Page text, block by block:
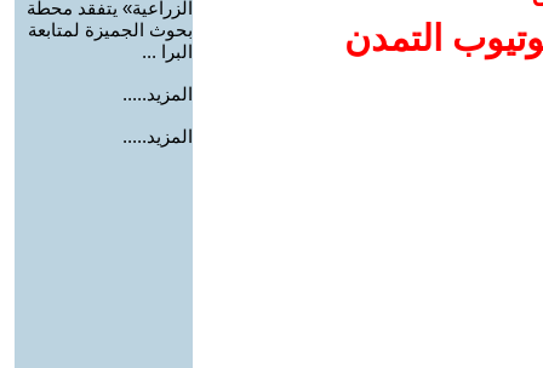
التمدن
الزراعية» يتفقد محطة
بحوث الجميزة لمتابعة
البرا ...
المزيد.....
المزيد.....